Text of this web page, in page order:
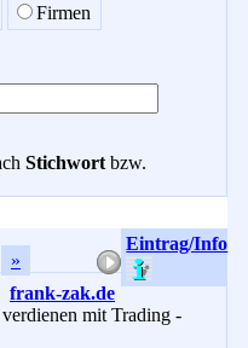
Firmen
Stichwort bzw.
Eintrag/Info
»
frank-zak.de
mit Trading -